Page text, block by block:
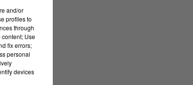
and/or
profiles to
through
Use
fix errors;
personal
devices